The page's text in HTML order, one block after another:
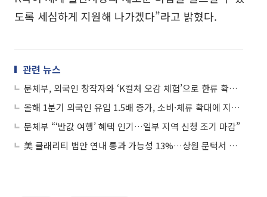
도록 세심하게 지원해 나가겠다”라고 밝혔다.
관련 뉴스
문체부, 외국인 창작자와 ‘K컬처 오감 체험’으로 한류 확장한다
올해 1분기 외국인 유입 1.5배 증가, 소비·체류 확대에 지역관광 상승 흐름
문체부 “‘반값 여행’ 혜택 인기…일부 지역 신청 조기 마감”
美 클래리티 법안 연내 통과 가능성 13%…상원 문턱서 제동